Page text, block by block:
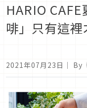
HARIO
啡」只有這裡
2021年07月23日 ｜ By